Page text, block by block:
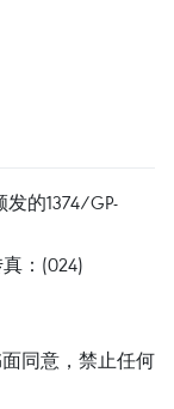
的1374/GP-
真：(024)
同意，禁止任何